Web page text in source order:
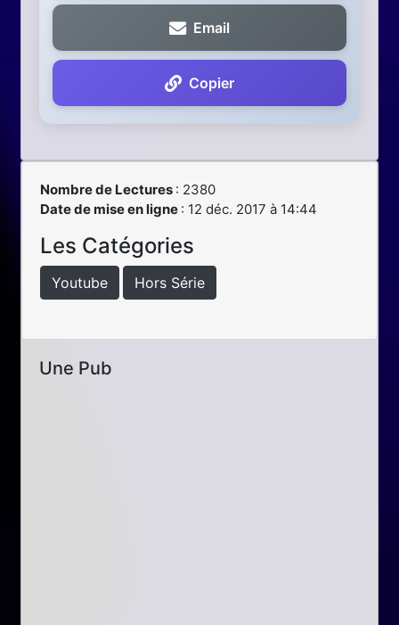
Email
Copier
Nombre de Lectures : 2380
Date de mise en ligne : 12 déc. 2017 à 14:44
Les Catégories
Youtube Hors Série
Une Pub